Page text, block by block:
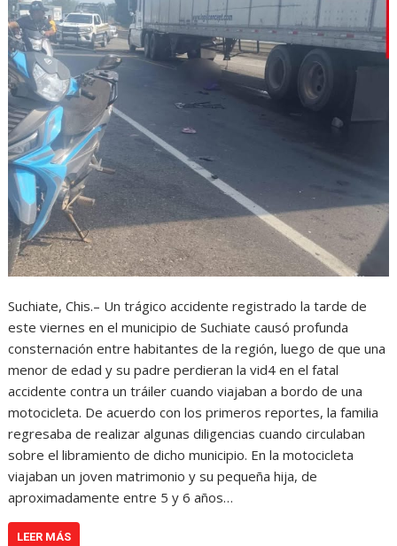
Suchiate, Chis.– Un trágico accidente registrado la tarde de
este viernes en el municipio de Suchiate causó profunda
consternación entre habitantes de la región, luego de que una
menor de edad y su padre perdieran la vid4 en el fatal
accidente contra un tráiler cuando viajaban a bordo de una
motocicleta. De acuerdo con los primeros reportes, la familia
regresaba de realizar algunas diligencias cuando circulaban
sobre el libramiento de dicho municipio. En la motocicleta
viajaban un joven matrimonio y su pequeña hija, de
aproximadamente entre 5 y 6 años…
LEER MÁS